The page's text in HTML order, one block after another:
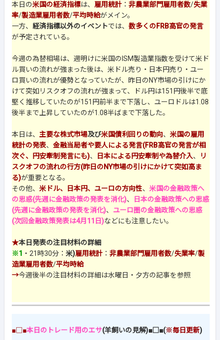
本日の米国の経済指標は、 雇用統計 ： 非農業部門雇用者数/失業
率/製造業雇用者数/平均時給がメイン。
一方、 経済指標以外のイベントでは、 数多くのFRB高官の発言
が予定されている。
今週の為替相場は、週明けに米国のISM製造業指数を受けて米ド
ル買いの流れが強まった後は、米ドル売り・日本円売り・ユー
ロ買いの流れが優勢となっていたが、昨日のNY市場の引けにか
けて突如リスクオフの流れが強まって、ドル円は151円後半で底
堅く推移していたのが151円前半まで下落し、ユーロドルは1.08
後半まで上昇していたのが1.08半ばまで下落した。
本日は、 主要な株式市場及び米国債利回りの動向、 米国の雇用
統計の発表、 金融当局者や要人による発言(FRB高官の発言が相
次ぐ、円安牽制発言にも)、 日本による円安牽制や為替介入、
リ
スクオフの流れの行方(昨日のNY市場の引けにかけて突如高ま
る)が重要となる。
その他、 米ドル、日本円、ユーロの方向性、 米国の金融政策へ
の思惑(先週に金融政策の発表を消化)、
日本の金融政策への思惑
(先週に金融政策の発表を消化)、 ユーロ圏の金融政策への思惑
(次回金融政策発表は4月11日)などにも注意したい。
★本日発表の注目材料の詳細
※1 ・21時30分： 米)雇用統計 ： 非農業部門雇用者数/失業率/製
造業雇用者数/平均時給
→今週後半の注目材料の詳細は水曜日・夕方の記事を参照
■□■本日のトレード用のエサ(羊飼いの見解)■□■(※毎日更新)